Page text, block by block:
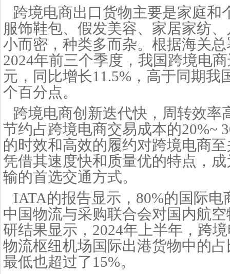
跨境电商出口货物主要是家庭和
服饰鞋包、假发美容、家居家纺
小而密，种类多而杂。根据海关
2024年前三个季度，我国跨境电
元，同比增长11.5%，高于同期我
个百分点。
跨境电商创新迭代快，周转效率
节约占跨境电商交易成本的20%~
的时效和高效的履约对跨境电商
凭借其速度快和质量优的特点，
输的首选交通方式。
IATA的报告显示，80%的国际电
中国物流与采购联合会对国内航
研结果显示，2024年上半年，跨
物流枢纽机场国际出港货物中的
最低也超过了15%。